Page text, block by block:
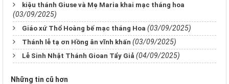
kiệu thánh Giuse và Mẹ Maria khai mạc tháng hoa
(03/09/2025)
Giáo xứ Thổ Hoàng bế mạc tháng Hoa (03/09/2025)
Thánh lễ tạ ơn Hồng ân vĩnh khấn (03/09/2025)
Lễ Sinh Nhật Thánh Gioan Tẩy Giả (04/09/2025)
Những tin cũ hơn